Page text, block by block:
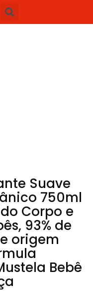
Suave
750ml
Corpo e
93% de
origem
Bebê